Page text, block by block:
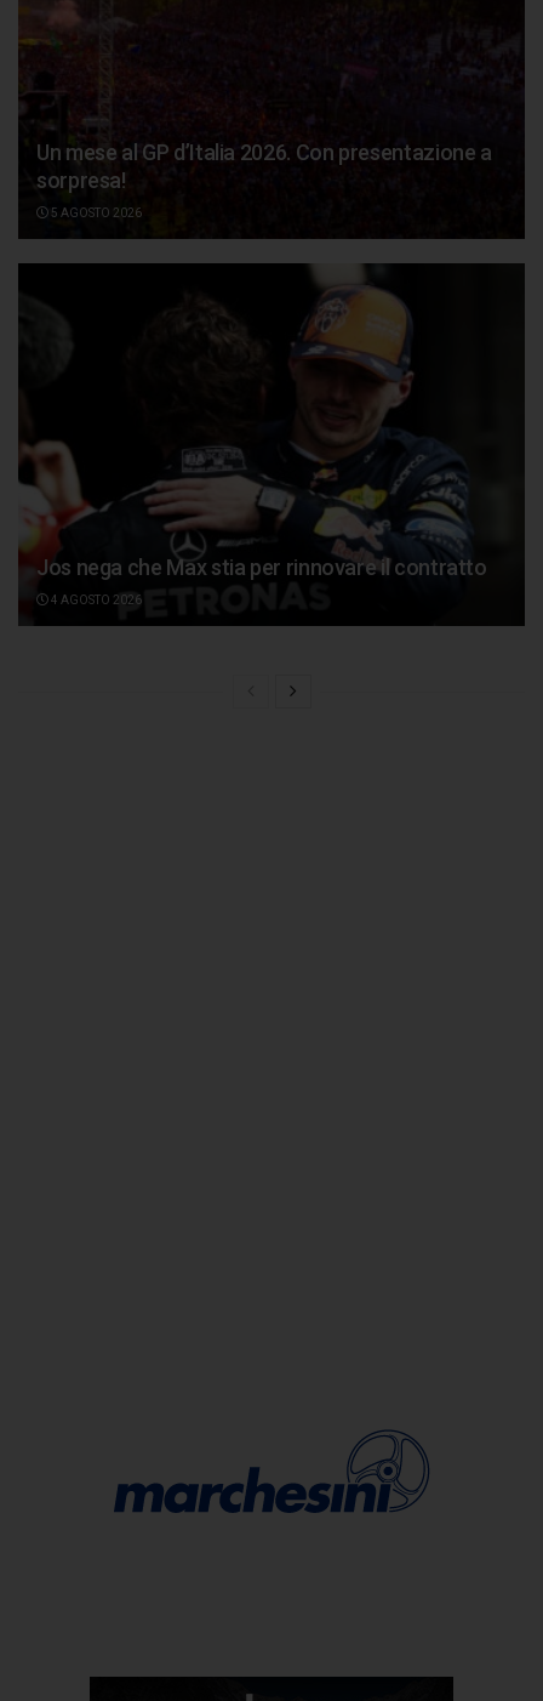
Un mese al GP d’Italia 2026. Con presentazione a
sorpresa!
5 AGOSTO 2026
Jos nega che Max stia per rinnovare il contratto
4 AGOSTO 2026